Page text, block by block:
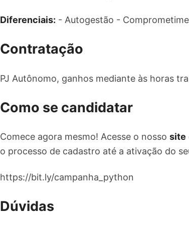
Diferenciais: - Autogestão -
Contratação
PJ Autônomo, ganhos mediante às horas
Como se candidatar
Comece agora mesmo! Acesse o nosso site
o processo de cadastro até a ativação do
https://bit.ly/campanha_python
Dúvidas